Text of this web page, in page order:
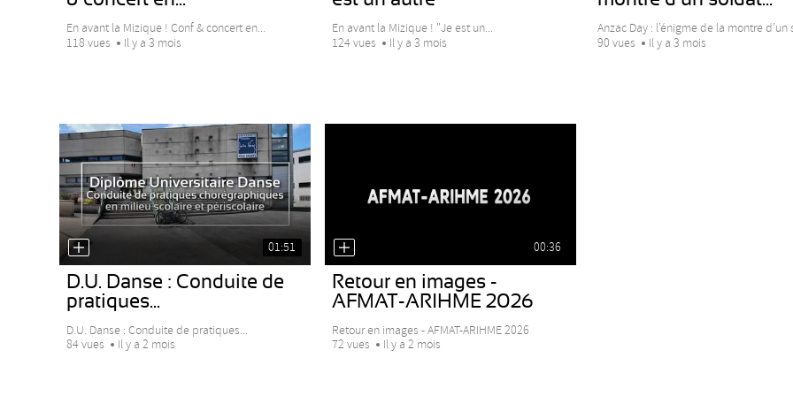
En avant la Mizique ! Conf & concert en...
118 vues
Il y a 3 mois
En avant la Mizique ! "Je est un...
124 vues
Il y a 3 mois
Anzac Day : l’énigme de la montre d’un
90 vues
Il y a 3 mois
01:51
D.U. Danse : Conduite de
pratiques...
D.U. Danse : Conduite de pratiques...
84 vues
Il y a 2 mois
00:36
Retour en images -
AFMAT-ARIHME 2026
Retour en images - AFMAT-ARIHME 2026
72 vues
Il y a 2 mois